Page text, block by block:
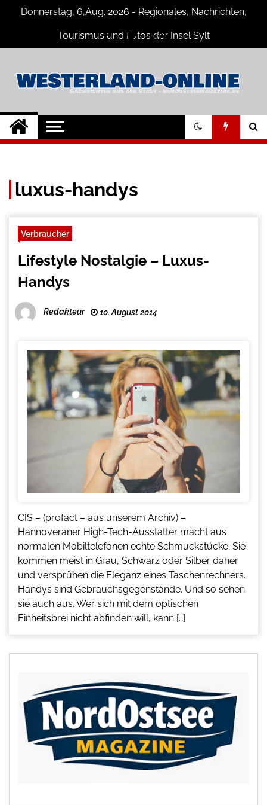
Donnerstag, 6,Aug. 2026 - Regionales, Nachrichten,
Tourismus und Fotos der Insel Sylt
Westerland-online
Neuigkeiten und Nachrichten von der
Insel Sylt und Westerland
luxus-handys
Verbraucher
Lifestyle Nostalgie – Luxus-
Handys
Redakteur 10. August 2014
CIS – (profact – aus unserem Archiv) –
Hannoveraner High-Tech-Ausstatter macht aus
normalen Mobiltelefonen echte Schmuckstücke. Sie
kommen meist in Grau, Schwarz oder Silber daher
und versprühen die Eleganz eines Taschenrechners.
Handys sind Gebrauchsgegenstände. Und so sehen
sie auch aus. Wer sich mit dem optischen
Einheitsbrei nicht abfinden will, kann […]